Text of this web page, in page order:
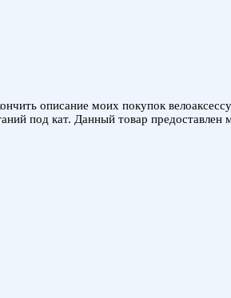
описание моих покупок
под кат. Данный товар